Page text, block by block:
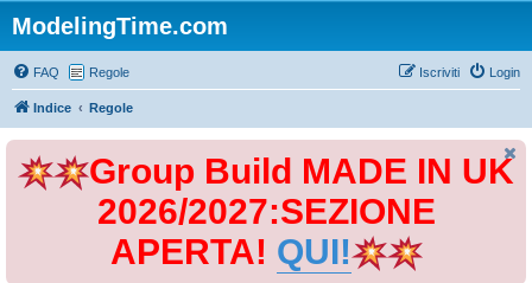
ModelingTime.com
FAQ Regole Login
Iscriviti
Indice Regole
Group Build MADE IN UK
2026/2027:SEZIONE
APERTA! QUI!